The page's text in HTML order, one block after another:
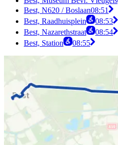
Best, N620 / Boslaan08:51
Best, Raadhuisplein
08:53
Best, Nazarethstraat
08:54
Best, Station
08:55